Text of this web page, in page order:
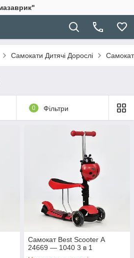
Самокати Дитячі Дорослі
0 Фільтри
Самокат Best Scooter А
24669 — 1040 3 в 1